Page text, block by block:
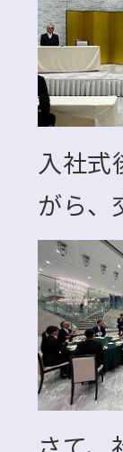
入社式
がら、